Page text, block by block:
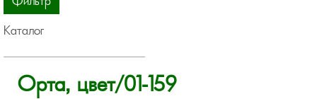
Каталог
Орта, цвет/01-159